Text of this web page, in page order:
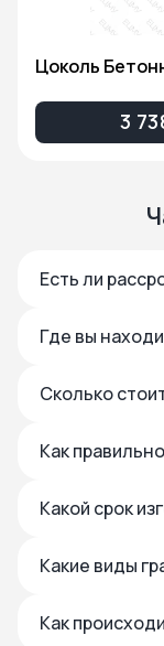
Цоколь
3
Есть ли
Где вы
Сколько
Как
Какой срок
Какие виды
Как